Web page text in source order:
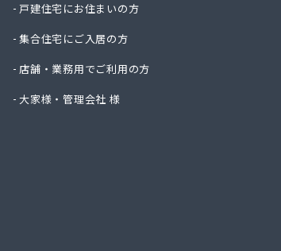
戸建住宅にお住まいの方
集合住宅にご入居の方
店舗・業務用でご利用の方
大家様・管理会社 様